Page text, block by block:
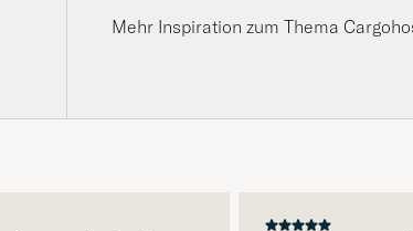
Mehr Inspiration zum Thema